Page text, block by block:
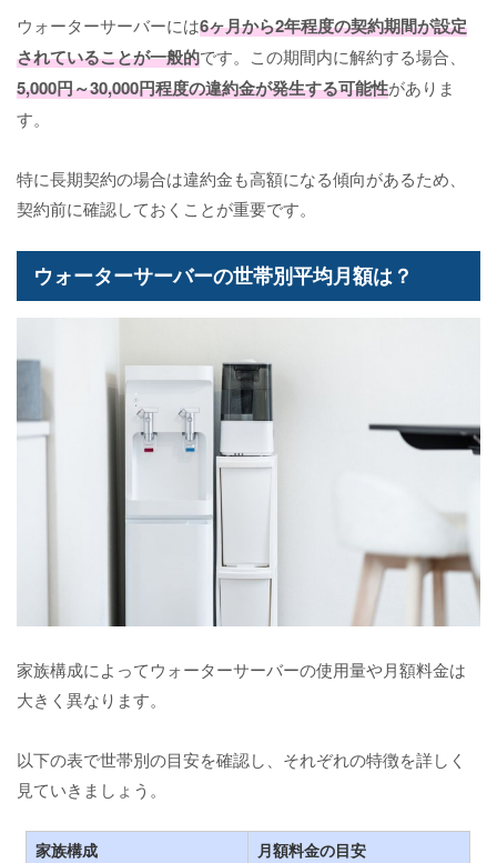
ウォーターサーバーには6ヶ月から2年程度の契約期間が設定
されていることが一般的です。この期間内に解約する場合、
5,000円～30,000円程度の違約金が発生する可能性がありま
す。
特に長期契約の場合は違約金も高額になる傾向があるため、
契約前に確認しておくことが重要です。
ウォーターサーバーの世帯別平均月額は？
家族構成によってウォーターサーバーの使用量や月額料金は
大きく異なります。
以下の表で世帯別の目安を確認し、それぞれの特徴を詳しく
見ていきましょう。
家族構成
月額料金の目安